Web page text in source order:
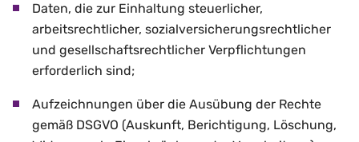
Daten, die zur Einhaltung steuerlicher,
arbeitsrechtlicher, sozialversicherungsrechtlicher
und gesellschaftsrechtlicher Verpflichtungen
erforderlich sind;
Aufzeichnungen über die Ausübung der Rechte
gemäß DSGVO (Auskunft, Berichtigung, Löschung,